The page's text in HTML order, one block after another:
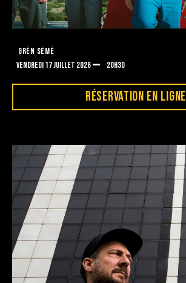
GRÈN SÉMÉ
VENDREDI 17 JUILLET 2026
20H30
RÉSERVATION EN LIGNE